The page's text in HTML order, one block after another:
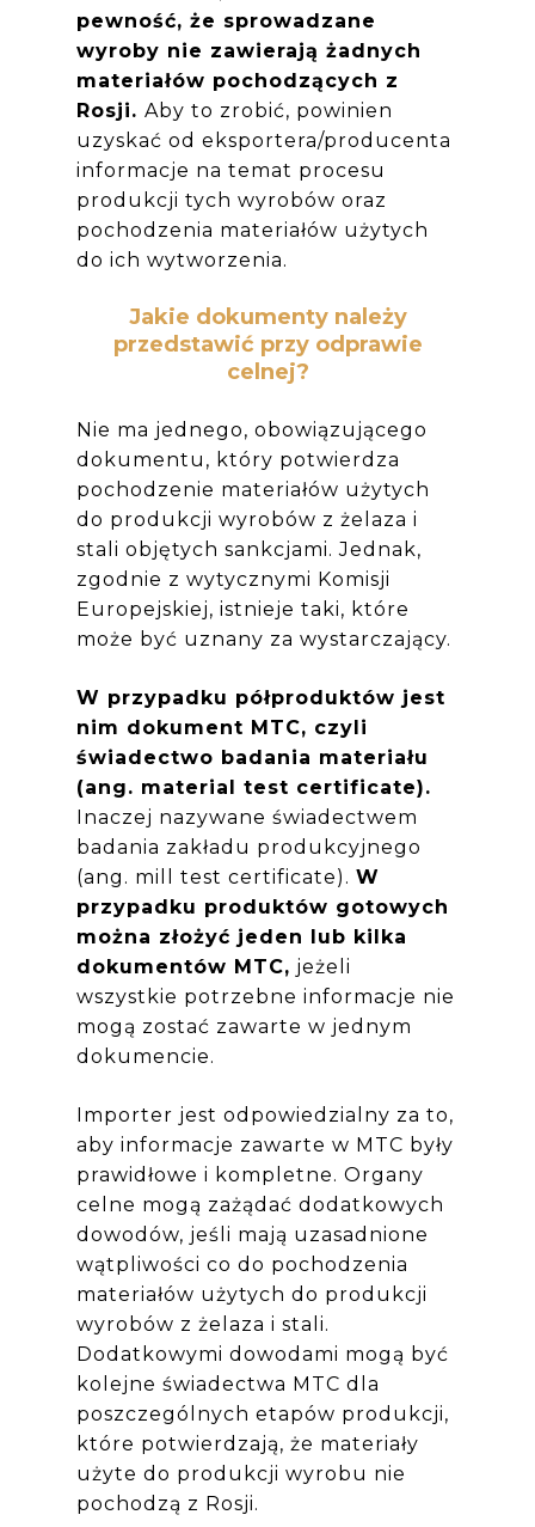
pewność, że sprowadzane
wyroby nie zawierają żadnych
materiałów pochodzących z
Rosji.Aby to zrobić, powinien
uzyskać od eksportera/producenta
informacje na temat procesu
produkcji tych wyrobów oraz
pochodzenia materiałów użytych
do ich wytworzenia.
Jakie dokumenty należy
przedstawić przy odprawie
celnej?
Nie ma jednego, obowiązującego
dokumentu, który potwierdza
pochodzenie materiałów użytych
do produkcji wyrobów z żelaza i
stali objętych sankcjami. Jednak,
zgodnie z wytycznymi Komisji
Europejskiej, istnieje taki, które
może być uznany za wystarczający.
W przypadku półproduktów jest
nim dokument MTC, czyli
świadectwo badania materiału
(ang. material test certificate).
Inaczej nazywane świadectwem
badania zakładu produkcyjnego
(ang. mill test certificate).W
przypadku produktów gotowych
można złożyć jeden lub kilka
dokumentów MTC, jeżeli
wszystkie potrzebne informacje nie
mogą zostać zawarte w jednym
dokumencie.
Importer jest odpowiedzialny za to,
aby informacje zawarte w MTC były
prawidłowe i kompletne. Organy
celne mogą zażądać dodatkowych
dowodów, jeśli mają uzasadnione
wątpliwości co do pochodzenia
materiałów użytych do produkcji
wyrobów z żelaza i stali.
Dodatkowymi dowodami mogą być
kolejne świadectwa MTC dla
poszczególnych etapów produkcji,
które potwierdzają, że materiały
użyte do produkcji wyrobu nie
pochodzą z Rosji.